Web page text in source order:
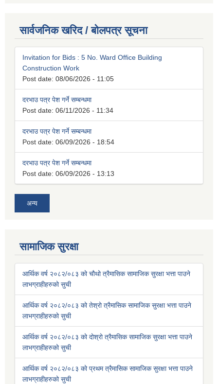
सार्वजनिक खरिद / बोलपत्र सूचना
Invitation for Bids : 5 No. Ward Office Building
Construction Work
Post date: 08/06/2026 - 11:05
दरभाउ पत्र पेश गर्ने सम्बन्धमा
Post date: 06/11/2026 - 11:34
दरभाउ पत्र पेश गर्ने सम्बन्धमा
Post date: 06/09/2026 - 18:54
दरभाउ पत्र पेश गर्ने सम्बन्धमा
Post date: 06/09/2026 - 13:13
अन्य
सामाजिक सुरक्षा
आर्थिक वर्ष २०८२/०८३ को चौथो त्रैमासिक सामाजिक सुरक्षा भत्ता पाउने
लाभग्राहीहरुको सुची
आर्थिक वर्ष २०८२/०८३ को तेश्रो त्रैमासिक सामाजिक सुरक्षा भत्ता पाउने
लाभग्राहीहरुको सुची
आर्थिक वर्ष २०८२/०८३ को दोश्रो त्रैमासिक सामाजिक सुरक्षा भत्ता पाउने
लाभग्राहीहरुको सुची
आर्थिक वर्ष २०८२/०८३ को प्रथम त्रैमासिक सामाजिक सुरक्षा भत्ता पाउने
लाभग्राहीहरुको सुची